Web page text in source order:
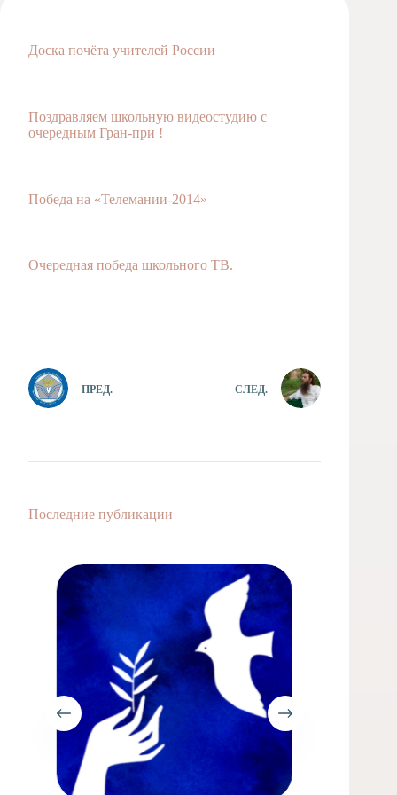
Музыкальное
Служба
Тьюторская
Доска почёта учителей России
Поздравляем школьную видеостудию с
очередным Гран-при !
Победа на «Телемании-2014»
Очередная победа школьного ТВ.
ПРЕД. СЛЕД.
Последние публикации